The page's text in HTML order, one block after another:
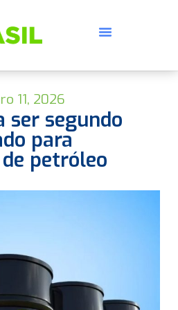
11, 2026
ser segundo
para
petróleo